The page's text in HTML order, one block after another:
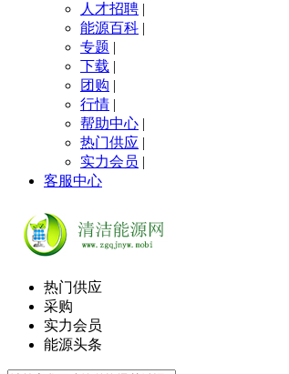
人才招聘 |
能源百科 |
专题 |
下载 |
团购 |
行情 |
帮助中心 |
热门供应 |
实力会员 |
客服中心
热门供应
采购
实力会员
能源头条